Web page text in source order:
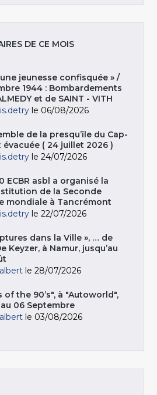
DE CE MOIS
une jeunesse confisquée » /
1944 : Bombardements
et de SAINT - VITH
le 06/08/2026
de la presqu’île du Cap-
évacuée ( 24 juillet 2026 )
le 24/07/2026
ECBR asbl a organisé la
de la Seconde
mondiale à Tancrémont
le 22/07/2026
dans la Ville », … de
Keyzer, à Namur, jusqu’au
le 28/07/2026
of the 90’s", à "Autoworld",
06 Septembre
le 03/08/2026